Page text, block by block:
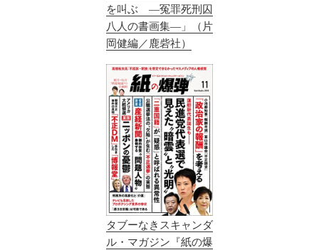
を叫ぶ ―冤罪死刑囚
八人の書画集―」（片
岡健編／鹿砦社）
タブーなきスキャンダ
ル・マガジン『紙の爆